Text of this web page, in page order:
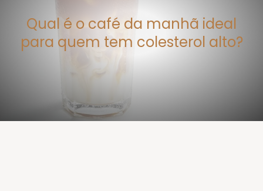
Qual é o café da manhã ideal
para quem tem colesterol alto?